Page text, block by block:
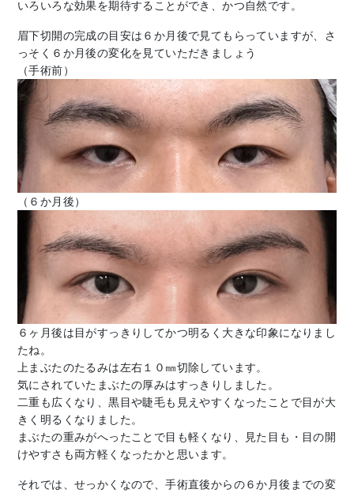
いろいろな効果を期待することができ、かつ自然です。
眉下切開の完成の目安は６か月後で見てもらっていますが、さ
っそく６か月後の変化を見ていただきましょう
（手術前）
（６か月後）
６ヶ月後は目がすっきりしてかつ明るく大きな印象になりまし
たね。
上まぶたのたるみは左右１０㎜切除しています。
気にされていたまぶたの厚みはすっきりしました。
二重も広くなり、黒目や睫毛も見えやすくなったことで目が大
きく明るくなりました。
まぶたの重みがへったことで目も軽くなり、見た目も・目の開
けやすさも両方軽くなったかと思います。
それでは、せっかくなので、手術直後からの６か月後までの変